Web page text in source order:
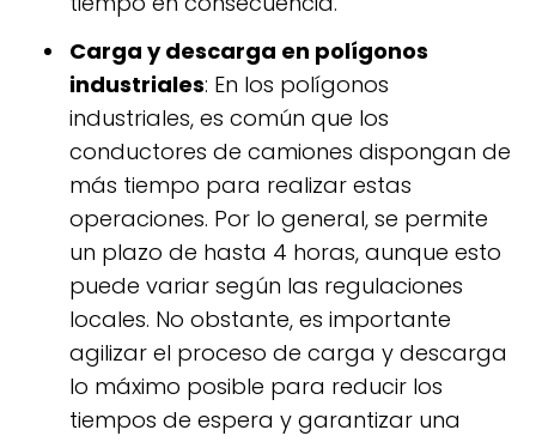
Carga y descarga en polígonos
industriales: En los polígonos
industriales, es común que los
conductores de camiones dispongan de
más tiempo para realizar estas
operaciones. Por lo general, se permite
un plazo de hasta 4 horas, aunque esto
puede variar según las regulaciones
locales. No obstante, es importante
agilizar el proceso de carga y descarga
lo máximo posible para reducir los
tiempos de espera y garantizar una